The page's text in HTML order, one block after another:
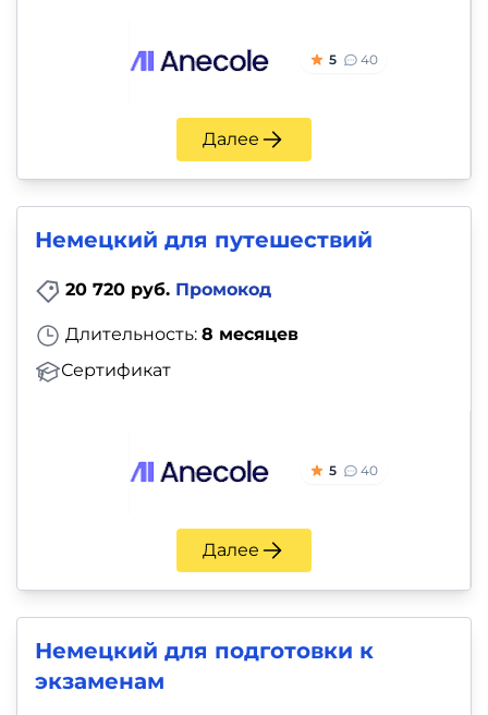
5 40
Далее
Немецкий для путешествий
20 720 руб. Промокод
Длительность: 8 месяцев
Сертификат
5 40
Далее
Немецкий для подготовки к
экзаменам
профориентацию